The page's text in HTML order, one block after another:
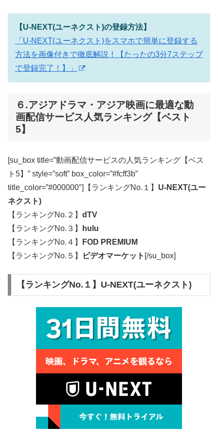
【U-NEXT(ユーネクスト)の登録方法】
「U-NEXT(ユーネクスト)をスマホで簡単に登録する
方法を画像付きで徹底解説！【たったの3分7ステップ
で登録完了！】」
６.アジアドラマ・アジア映画に最適な動
画配信サービス人気ランキング【ベスト
5】
[su_box title=”動画配信サービスの人気ランキング【ベス
ト5】” style=”soft” box_color=”#fcff3b”
title_color=”#000000″]【ランキングNo.１】 U-NEXT(ユー
ネクスト)
【ランキングNo.２】 dTV
【ランキングNo.３】
hulu
【ランキングNo.４】
FOD PREMIUM
【ランキングNo.５】
ビデオマーケット [/su_box]
【ランキングNo.１】U-NEXT(ユーネクスト)